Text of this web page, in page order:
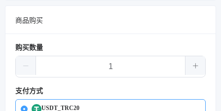
商品购买
购买数量
支付方式
USDT_TRC20